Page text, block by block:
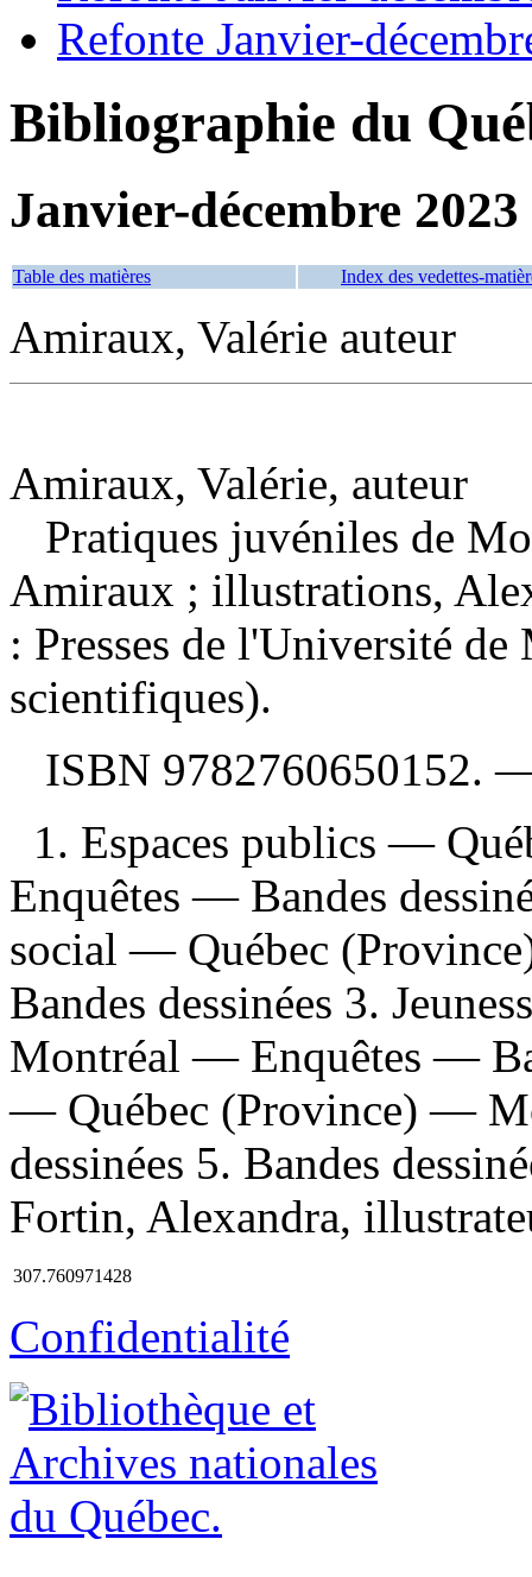
Refonte Janvier-
Bibliographie du
Janvier-décembre 2023
Table des matières Index des vedettes-
Amiraux, Valérie auteur
Amiraux, Valérie, auteur
Pratiques juvéniles de
Amiraux ; illustrations,
: Presses de l'Université
scientifiques).
ISBN 9782760650152.
1. Espaces publics —
Enquêtes — Bandes
social — Québec
Bandes dessinées 3.
Montréal — Enquêtes —
— Québec (Province) —
dessinées 5. Bandes
Fortin, Alexandra,
307.760971428
Confidentialité